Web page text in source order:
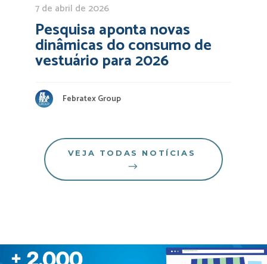
7 de abril de 2026
Pesquisa aponta novas
dinâmicas do consumo de
vestuário para 2026
Febratex Group
VEJA TODAS NOTÍCIAS